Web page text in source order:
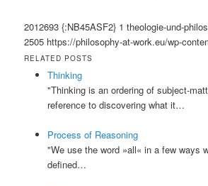
2012693 {:NB45ASF2} 1 theologie-und-
2505 https://philosophy-at-work.eu/wp-
RELATED POSTS
Thinking
"Thinking is an ordering of subject-
reference to discovering what it…
Process of Reasoning
"We use the word »all« in a few ways
defined…